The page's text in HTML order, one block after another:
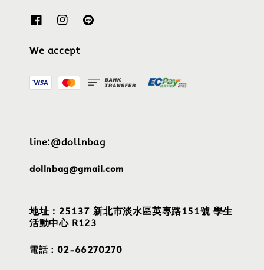
We accept
line:@dollnbag
dollnbag@gmail.com
地址：25137 新北市淡水區英專路151號 學生
活動中心 R123
電話：02-66270270